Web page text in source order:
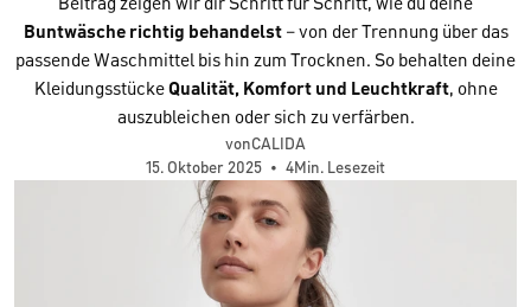
Beitrag zeigen wir dir Schritt für Schritt, wie du deine
Buntwäsche richtig behandelst– von der Trennung über das
passende Waschmittel bis hin zum Trocknen. So behalten deine
KleidungsstückeQualität, Komfort und Leuchtkraft, ohne
auszubleichen oder sich zu verfärben.
vonCALIDA
15. Oktober 2025 • 4Min. Lesezeit